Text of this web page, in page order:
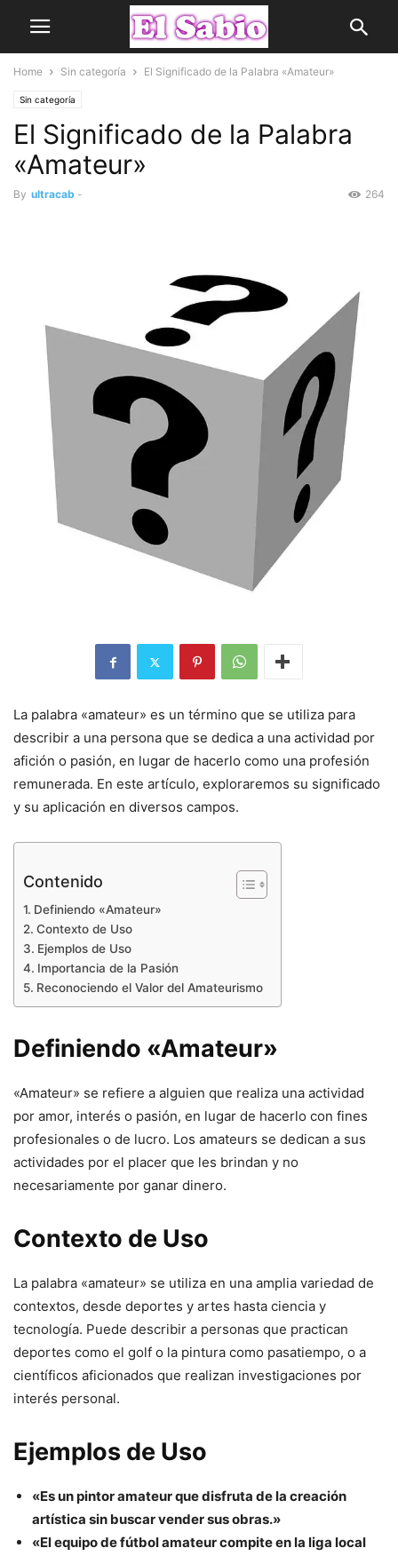
Home Sin categoría El Significado de la Palabra «Amateur»
Sin categoría
El Significado de la Palabra
«Amateur»
By ultracab - 264
La palabra «amateur» es un término que se utiliza para
describir a una persona que se dedica a una actividad por
afición o pasión, en lugar de hacerlo como una profesión
remunerada. En este artículo, exploraremos su significado
y su aplicación en diversos campos.
Contenido
Definiendo «Amateur»
Contexto de Uso
Ejemplos de Uso
Importancia de la Pasión
Reconociendo el Valor del Amateurismo
Definiendo «Amateur»
«Amateur» se refiere a alguien que realiza una actividad
por amor, interés o pasión, en lugar de hacerlo con fines
profesionales o de lucro. Los amateurs se dedican a sus
actividades por el placer que les brindan y no
necesariamente por ganar dinero.
Contexto de Uso
La palabra «amateur» se utiliza en una amplia variedad de
contextos, desde deportes y artes hasta ciencia y
tecnología. Puede describir a personas que practican
deportes como el golf o la pintura como pasatiempo, o a
científicos aficionados que realizan investigaciones por
interés personal.
Ejemplos de Uso
«Es un pintor amateur que disfruta de la creación
artística sin buscar vender sus obras.»
«El equipo de fútbol amateur compite en la liga local